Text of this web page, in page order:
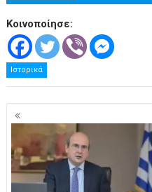
Κοινοποίησε:
Ιστορικά
Πλοήγηση
άρθρων